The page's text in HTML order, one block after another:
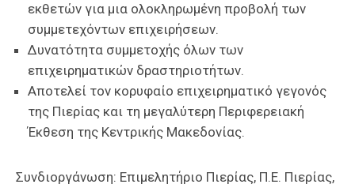
εκθετών για μια ολοκληρωμένη προβολή των
συμμετεχόντων επιχειρήσεων.
Δυνατότητα συμμετοχής όλων των
επιχειρηματικών δραστηριοτήτων.
Αποτελεί τον κορυφαίο επιχειρηματικό γεγονός
της Πιερίας και τη μεγαλύτερη Περιφερειακή
Έκθεση της Κεντρικής Μακεδονίας.
Συνδιοργάνωση: Επιμελητήριο Πιερίας, Π.Ε. Πιερίας,